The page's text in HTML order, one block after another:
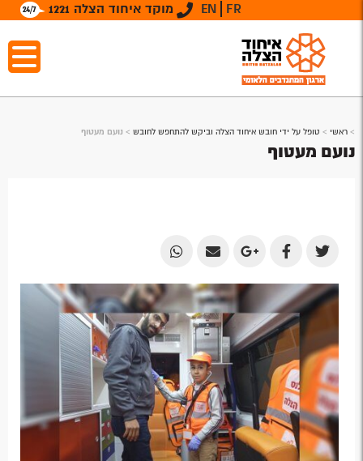
מוקד איחוד הצלה 1221 EN FR
> ראשי > טופל על ידי חובש איחוד הצלה וביקש להתחפש לחובש > נועם מעטוף
נועם מעטוף
Share
on
Twitter
Share
on
Facebook
Share
on
Google
Plus
Share
by
Email
Share
by
Email